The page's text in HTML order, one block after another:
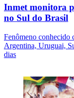
Inmet monitora
no Sul do Brasil
Fenômeno conhecido
Argentina, Uruguai,
dias